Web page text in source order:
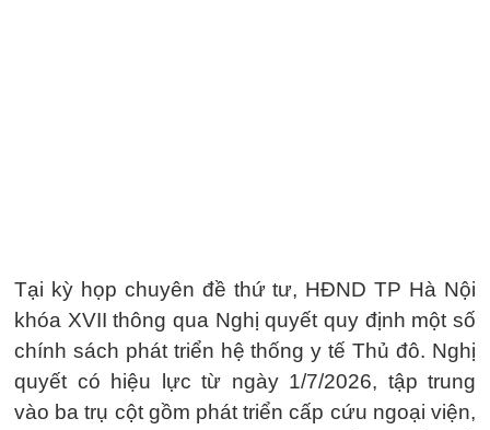
Tại kỳ họp chuyên đề thứ tư, HĐND TP Hà Nội
khóa XVII thông qua Nghị quyết quy định một số
chính sách phát triển hệ thống y tế Thủ đô. Nghị
quyết có hiệu lực từ ngày 1/7/2026, tập trung
vào ba trụ cột gồm phát triển cấp cứu ngoại viện,